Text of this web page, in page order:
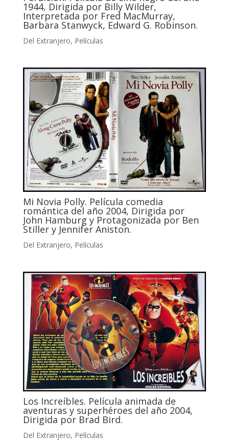
1944, Dirigida por Billy Wilder,
Interpretada por Fred MacMurray,
Barbara Stanwyck, Edward G. Robinson.
Del Extranjero, Películas
Mi Novia Polly. Película comedia
romántica del año 2004, Dirigida por
John Hamburg y Protagonizada por Ben
Stiller y Jennifer Aniston.
Del Extranjero, Películas
Los Increíbles. Película animada de
aventuras y superhéroes del año 2004,
Dirigida por Brad Bird.
Del Extranjero, Películas